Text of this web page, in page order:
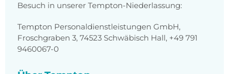
Besuch in unserer Tempton-Niederlassung:
Tempton Personaldienstleistungen GmbH,
Froschgraben 3, 74523 Schwäbisch Hall, +49 791
9460067-0